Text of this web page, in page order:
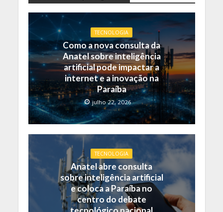
TECNOLOGIA
Como a nova consulta da
Anatel sobre inteligência
artificial pode impactar a
internet e a inovação na
Paraíba
julho 22, 2026
TECNOLOGIA
Anatel abre consulta
sobre inteligência artificial
e coloca a Paraíba no
centro do debate